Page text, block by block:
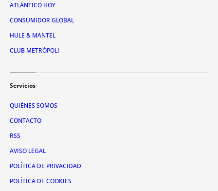
ATLÁNTICO HOY
CONSUMIDOR GLOBAL
HULE & MANTEL
CLUB METRÓPOLI
Servicios
QUIÉNES SOMOS
CONTACTO
RSS
AVISO LEGAL
POLÍTICA DE PRIVACIDAD
POLÍTICA DE COOKIES